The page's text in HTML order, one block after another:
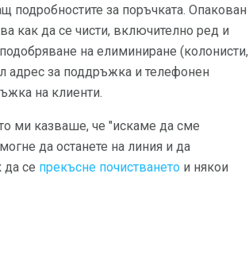
за поръчката. Опакован
как да се чисти, включително ред и
на елиминиране (колонисти,
адрес за поддръжка и телефонен
на клиенти.
ми казваше, че "искаме да сме
да останете на линия и да
да се прекъсне почистването и някои